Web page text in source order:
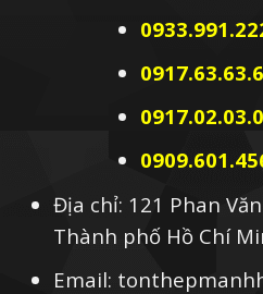
Địa chỉ: 121 Phan
Thành phố Hồ Chí
Email: